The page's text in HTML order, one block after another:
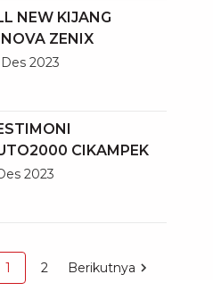
NEW KIJANG
ZENIX
Des 2023
CIKAMPEK
2023
1 2 Berikutnya